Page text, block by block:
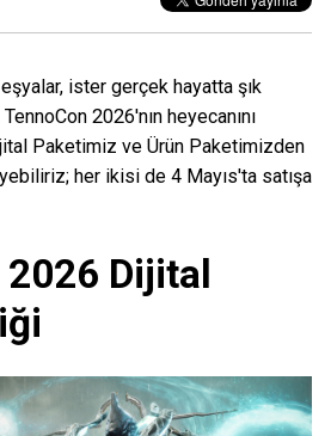
ister gerçek hayatta şık
2026'nın heyecanını
Paketimiz ve Ürün Paketimizden
her ikisi de 4 Mayıs'ta satışa
Dijital